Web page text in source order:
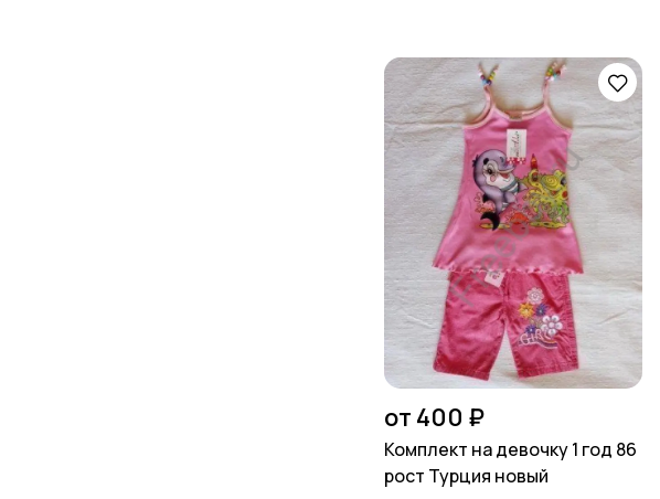
от 400 ₽
Комплект на девочку 1 год 86
рост Турция новый